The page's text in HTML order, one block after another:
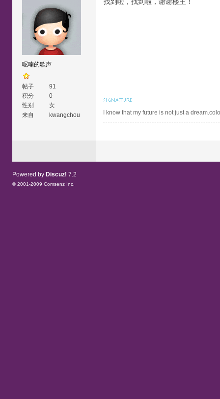
呢喃的歌声
帖子
91
积分
0
性别
女
来自
kwangchou I know that my future is not just a
Powered by Discuz! 7.2
© 2001-2009 Comsenz Inc.